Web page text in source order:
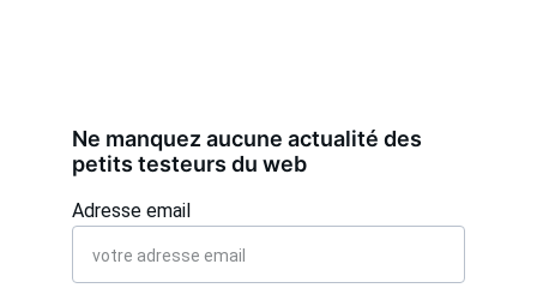
Adresse email
Ne manquez aucune actualité des
petits testeurs du web